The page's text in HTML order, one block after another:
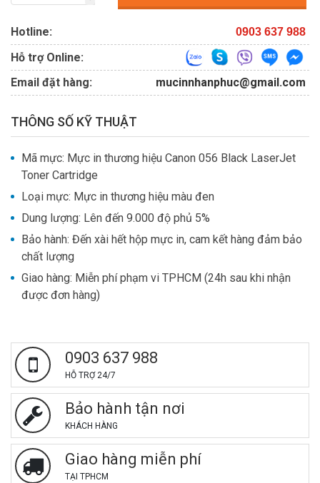
Hotline: 0903 637 988
Hỗ trợ Online:
Email đặt hàng:
mucinnhanphuc@gmail.com
THÔNG SỐ KỸ THUẬT
Mã mực: Mực in thương hiệu Canon 056 Black LaserJet
Toner Cartridge
Loại mực: Mực in thương hiệu màu đen
Dung lượng: Lên đến 9.000 độ phủ 5%
Bảo hành: Đến xài hết hộp mực in, cam kết hàng đảm bảo
chất lượng
Giao hàng: Miễn phí phạm vi TPHCM (24h sau khi nhận
được đơn hàng)
0903 637 988
HỖ TRỢ 24/7
Bảo hành tận nơi
KHÁCH HÀNG
Giao hàng miễn phí
TẠI TPHCM